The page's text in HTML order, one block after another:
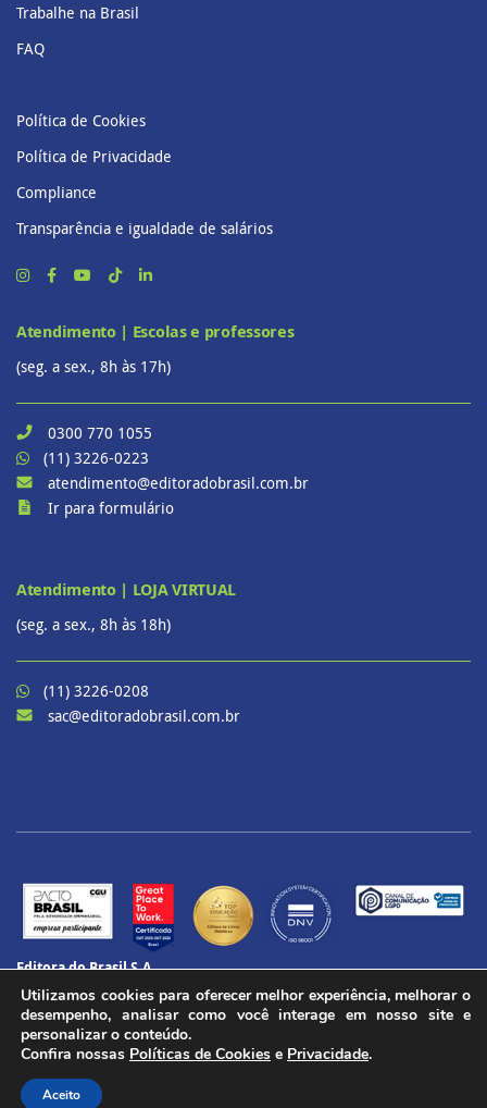
Trabalhe na Brasil
FAQ
Política de Cookies
Política de Privacidade
Compliance
Transparência e igualdade de salários
Atendimento | Escolas e professores
(seg. a sex., 8h às 17h)
0300 770 1055
(11) 3226-0223
atendimento@editoradobrasil.com.br
Ir para formulário
Atendimento | LOJA VIRTUAL
(seg. a sex., 8h às 18h)
(11) 3226-0208
sac@editoradobrasil.com.br
Editora do Brasil S.A.
CNPJ: 60.657.574/0001-69
CENU – Avenida das Nações Unidas, 12901 – Torre Oeste, 20º andar
Brooklin Paulista, São Paulo - SP
CEP 04578-910
Todos os direitos reservados.
Utilizamos cookies para oferecer melhor experiência, melhorar o
desempenho, analisar como você interage em nosso site e
personalizar o conteúdo.
Confira nossas Políticas de Cookies e Privacidade.
Aceito